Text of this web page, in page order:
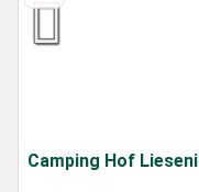
Camping Hof